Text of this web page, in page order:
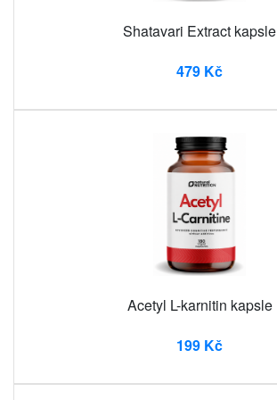
Shatavari Extract kapsle
479 Kč
Acetyl L-karnitin kapsle
199 Kč